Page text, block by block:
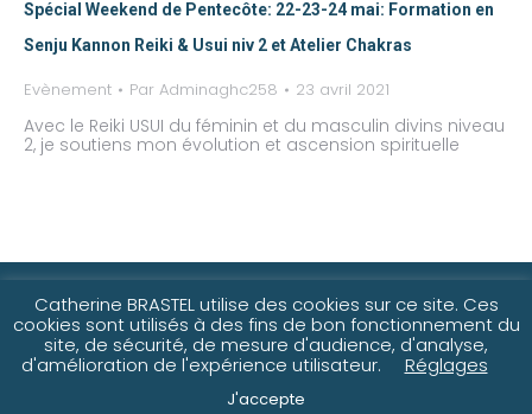
Spécial Weekend de Pentecôte: 22-23-24 mai: Formation en
Senju Kannon Reiki & Usui niv 2 et Atelier Chakras
Evènement Par Adminaghc258 23 avril 2021
Avec le Reiki USUI du féminin et du masculin divins niveau
2, je soutiens mon évolution et ascension spirituelle
Traduction, photographie commerciale &
Catherine BRASTEL utilise des cookies sur ce site. Ces
cookies sont utilisés à des fins de bon fonctionnement du
site, de sécurité, de mesure d'audience, d'analyse,
d'amélioration de l'expérience utilisateur.
Réglages
J'accepte